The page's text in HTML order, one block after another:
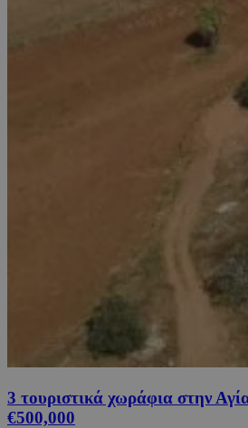
3 τουριστικά χωράφια στην
€500,000